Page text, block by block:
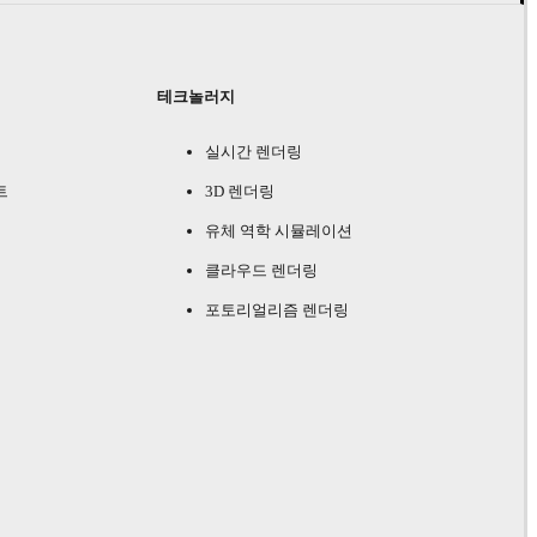
테크놀러지
실시간 렌더링
3D 렌더링
유체 역학 시뮬레이션
클라우드 렌더링
포토리얼리즘 렌더링